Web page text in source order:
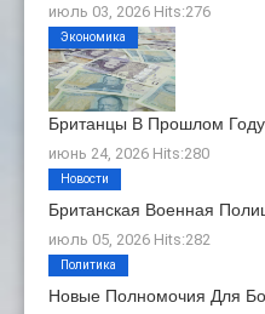
июль 03, 2026 Hits:276
Британцы В Прошлом
июнь 24, 2026 Hits:280
Экономика
Британская Военная
июль 05, 2026 Hits:282
Новости
Новые Полномочия Для
Политика